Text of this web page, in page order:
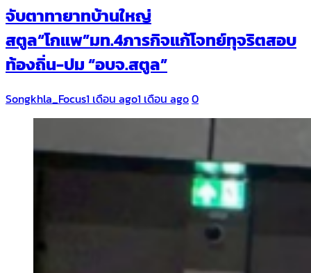
จับตาทายาทบ้านใหญ่
สตูล“โกแพ”มท.4ภารกิจแก้โจทย์ทุจริตสอบ
ท้องถิ่น-ปม “อบจ.สตูล”
Songkhla_Focus1 เดือน ago1 เดือน ago0